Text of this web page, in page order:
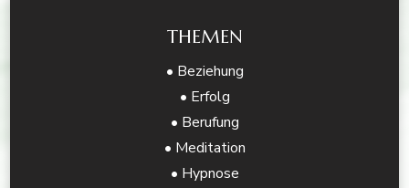
THEMEN
• Beziehung
• Erfolg
• Berufung
• Meditation
• Hypnose